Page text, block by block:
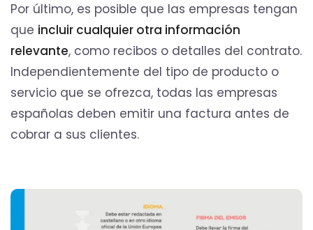
Por último, es posible que las empresas tengan
que incluir cualquier otra información
relevante, como recibos o detalles del contrato.
Independientemente del tipo de producto o
servicio que se ofrezca, todas las empresas
españolas deben emitir una factura antes de
cobrar a sus clientes.